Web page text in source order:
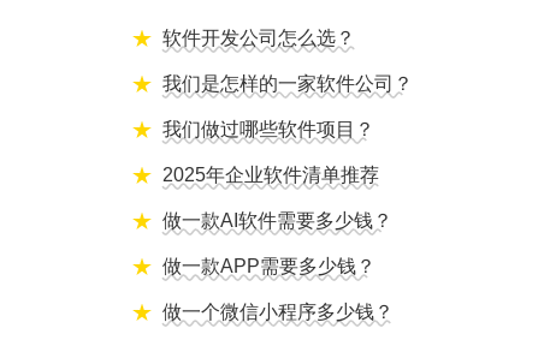
软件开发公司怎么选？
我们是怎样的一家软件公司？
我们做过哪些软件项目？
2025年企业软件清单推荐
做一款AI软件需要多少钱？
做一款APP需要多少钱？
做一个微信小程序多少钱？